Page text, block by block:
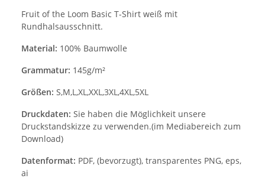
Fruit of the Loom Basic T-Shirt weiß mit
Rundhalsausschnitt.
Material: 100% Baumwolle
Grammatur: 145g/m²
Größen: S,M,L,XL,XXL,3XL,4XL,5XL
Druckdaten: Sie haben die Möglichkeit unsere
Druckstandskizze zu verwenden.(im Mediabereich zum
Download)
Datenformat: PDF, (bevorzugt), transparentes PNG, eps,
ai